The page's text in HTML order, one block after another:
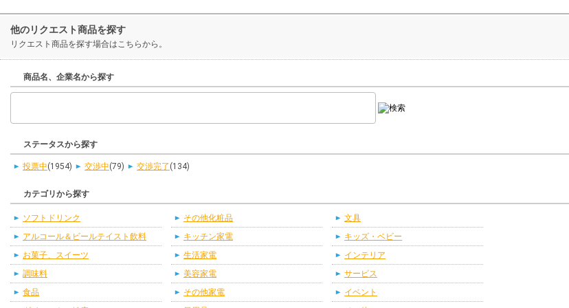
他のリクエスト商品を探す
リクエスト商品を探す場合はこちらから。
商品名、企業名から探す
ステータスから探す
投票中(1954) 交渉中(79) 交渉完了 (134)
カテゴリから探す
ソフトドリンク
アルコール＆ビールテイスト飲料
お菓子、スイーツ
調味料
食品
その他化粧品
キッチン家電
生活家電
美容家電
その他家電
文具
キッズ・ベビー
インテリア
サービス
イベント